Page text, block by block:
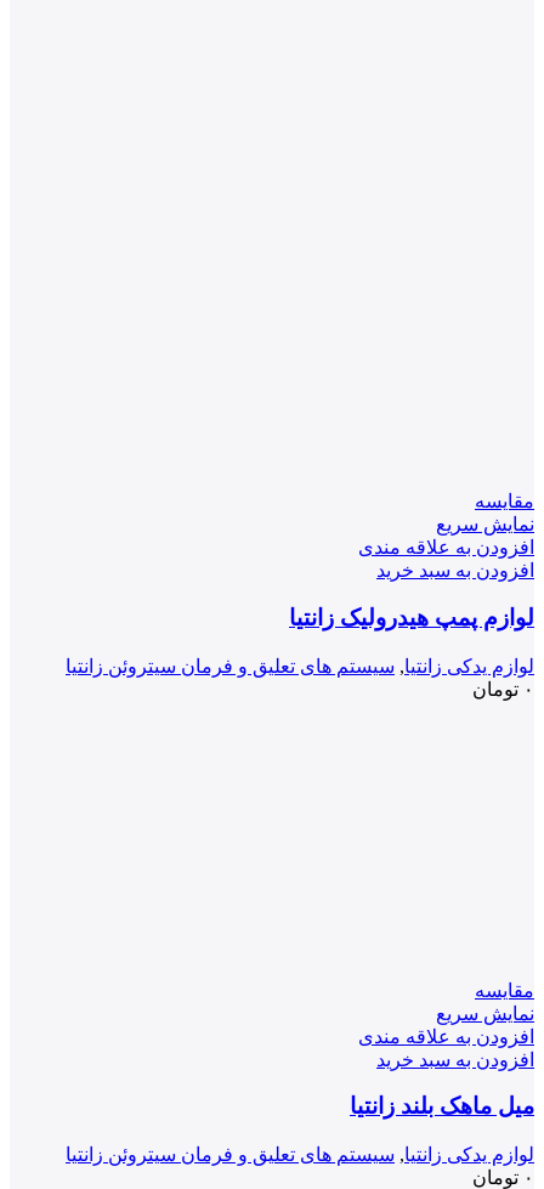
مقايسه
نمایش سریع
افزودن به علاقه مندی
افزودن به سبد خرید
لوازم پمپ هیدرولیک زانتیا
لوازم یدکی زانتیا, سیستم های تعلیق و فرمان سیتروئن زانتیا
۰ تومان
مقايسه
نمایش سریع
افزودن به علاقه مندی
افزودن به سبد خرید
میل ماهک بلند زانتیا
لوازم یدکی زانتیا, سیستم های تعلیق و فرمان سیتروئن زانتیا
۰ تومان